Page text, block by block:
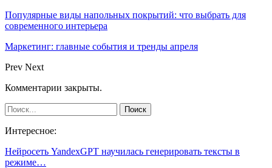
Популярные виды напольных покрытий: что выбрать для
современного интерьера
Маркетинг: главные события и тренды апреля
Prev Next
Комментарии закрыты.
Интересное:
Нейросеть YandexGPT научилась генерировать тексты в
режиме…